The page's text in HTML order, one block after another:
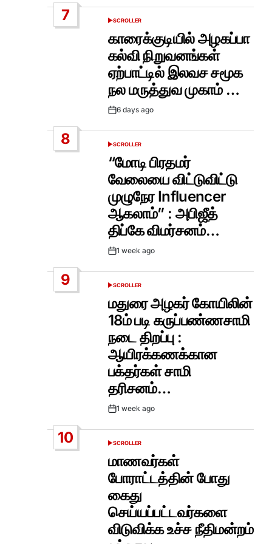
7
POSTED
SCROLLER
காரைக்குடியில் அழகப்பா
கல்வி நிறுவனங்கள்
ஏற்பாட்டில் இலவச சமூக
நல மருத்துவ முகாம் …
Post6 days ago
8
POSTED
SCROLLER
“மோடி பிரதமர்
வேலையை விட்டுவிட்டு
முழுநேர Influencer
ஆகலாம்” : அபிஜீத்
திப்கே விமர்சனம்…
Post1 week ago
9
POSTED
SCROLLER
மதுரை அழகர் கோயிலின்
18ம் படி கருப்பண்ணசாமி
நடை திறப்பு :
ஆயிரக்கணக்கான
பக்தர்கள் சாமி
தரிசனம்…
Post1 week ago
10
POSTED
SCROLLER
மாணவர்கள்
போராட்டத்தின் போது
கைது
செய்யப்பட்டவர்களை
விடுவிக்க உச்ச நீதிமன்றம்